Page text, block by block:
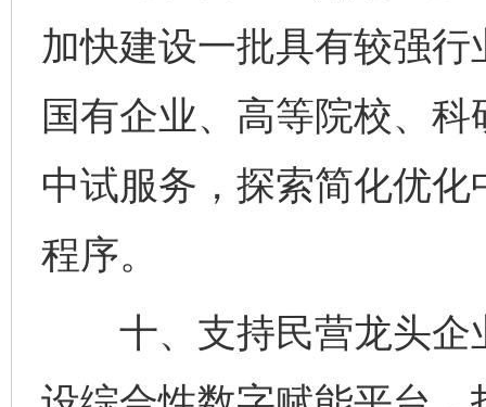
加快建设一批具有较强
国有企业、高等院校、
中试服务，探索简化优
程序。
十、支持民营龙头企